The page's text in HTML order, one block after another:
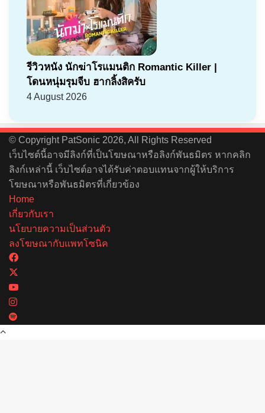
รีวิวหนัง นักฆ่าโรแมนติก Romantic Killer |
โดนหนุ่มรุมจีบ ฮากลิ้งสิครับ
4 August 2026
© Copyright PatSonic 2026, All Rights Reserved
เว็บไซต์นี้อาจมีลิงก์ที่เป็นโฆษณาหรือลิงก์พันธมิตร หากคลิก
ลิงก์เหล่านี้ เว็บไซต์อาจได้รับค่าตอบแทนจากผู้ให้บริการ
โฆษณาหรือพันธมิตรที่เกี่ยวข้อง
Home
เกี่ยวกับเรา
นโยบายความเป็นส่วนตัว
ลงโฆษณากับแพทโซนิค